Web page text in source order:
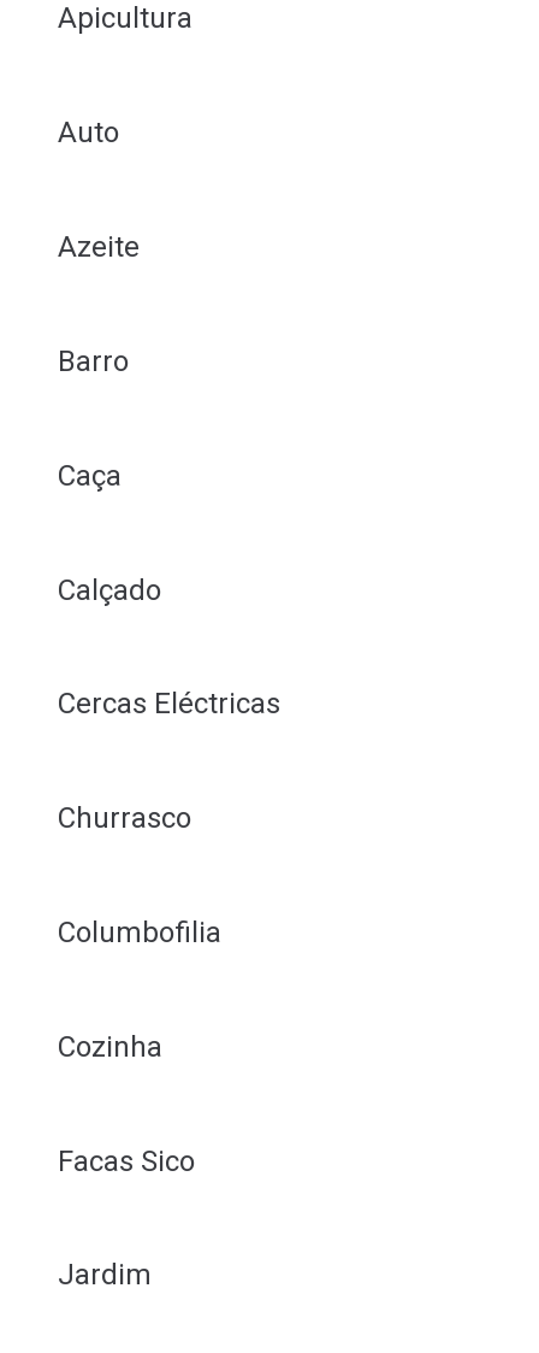
Apicultura
Auto
Azeite
Barro
Caça
Calçado
Cercas Eléctricas
Churrasco
Columbofilia
Cozinha
Facas Sico
Jardim